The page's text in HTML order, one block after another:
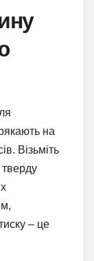
на
Візьміть
– це